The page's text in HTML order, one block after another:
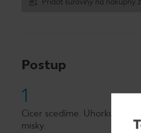
Postup
1
Cícer scedíme. Uhorku,
misky.